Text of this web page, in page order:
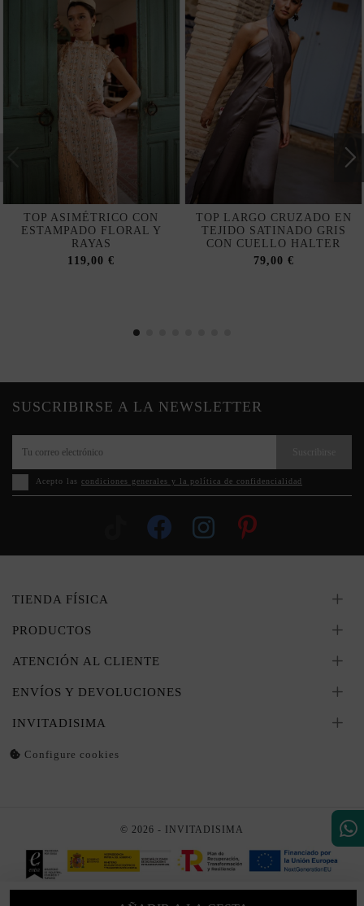
TOP ASIMÉTRICO CON
ESTAMPADO FLORAL Y
RAYAS
119,00 €
TOP LARGO CRUZADO EN
TEJIDO SATINADO GRIS
CON CUELLO HALTER
79,00 €
SUSCRIBIRSE A LA NEWSLETTER
Acepto las condiciones generales y la política de confidencialidad
TIENDA FÍSICA
PRODUCTOS
ATENCIÓN AL CLIENTE
ENVÍOS Y DEVOLUCIONES
INVITADISIMA
Configure cookies
© 2026 - INVITADISIMA